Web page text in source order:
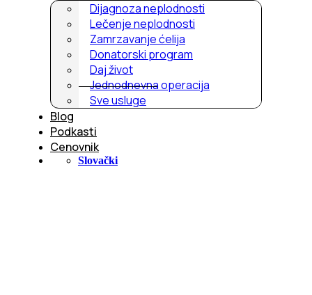
Dijagnoza neplodnosti
Lečenje neplodnosti
Zamrzavanje ćelija
Donatorski program
Daj život
Jednodnevna operacija
Sve usluge
Blog
Podkasti
Cenovnik
Slovački